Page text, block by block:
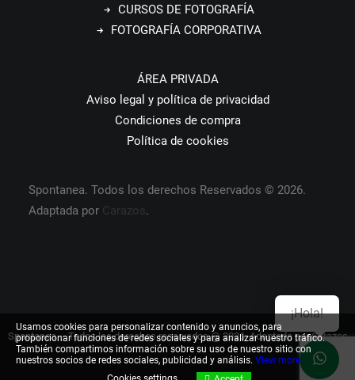
CURSOS DE FOTOGRAFÍA
FOTOGRAFÍA CORPORATIVA
ÁREA PRIVADA
Aviso legal y política de privacidad
Condiciones de compra
Política de cookies
Spontanea. Todos los derechos Reservados © 2026.
Adaptada por Carazos.
Spontanea – Todos los derechos reservados @ 2026. Adaptada porCarazos
Usamos cookies para personalizar contenido y anuncios, para
proporcionar funciones de redes sociales y para analizar nuestro tráfico.
También compartimos información sobre su uso de nuestro sitio con
nuestros socios de redes sociales, publicidad y análisis. View more
¡Hola!